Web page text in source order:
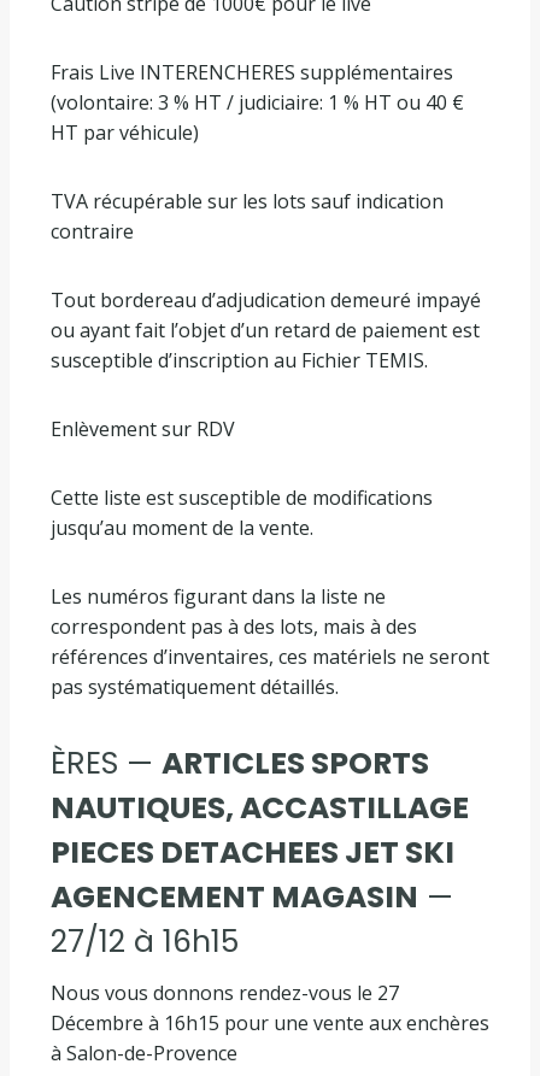
Frais Live INTERENCHERES supplémentaires
(volontaire: 3 % HT / judiciaire: 1 % HT ou 40 €
HT par véhicule)
TVA récupérable sur les lots sauf indication
contraire
Tout bordereau d’adjudication demeuré impayé
ou ayant fait l’objet d’un retard de paiement est
susceptible d’inscription au Fichier TEMIS.
Enlèvement sur RDV
Cette liste est susceptible de modifications
jusqu’au moment de la vente.
Les numéros figurant dans la liste ne
correspondent pas à des lots, mais à des
références d’inventaires, ces matériels ne seront
pas systématiquement détaillés.
ÈRES — ARTICLES SPORTS
NAUTIQUES, ACCASTILLAGE
PIECES DETACHEES JET SKI
AGENCEMENT MAGASIN —
27/12 à 16h15
Nous vous donnons rendez-vous le 27
Décembre à 16h15 pour une vente aux enchères
à Salon-de-Provence